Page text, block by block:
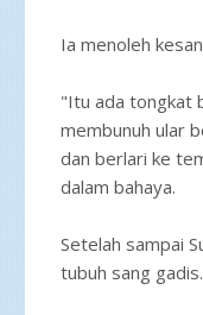
Ia menoleh
"Itu ada tongkat
membunuh ular
dan berlari ke
dalam bahaya.
Setelah sampai
tubuh sang gadis.